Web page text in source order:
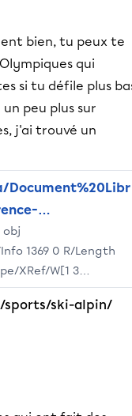
bien, tu peux te
qui
si tu défile plus
peu plus sur
j'ai trouvé un
sports/
JO-d-hiver.pdf
1369 0 R/Length
XRef/W[1 3
????X_?D????????0 2
Ѩʁ,I?v ?
sports/ski-alpin/